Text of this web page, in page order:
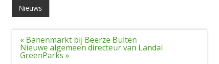
Nieuws
Bericht
navigatie
« Banenmarkt bij Beerze Bulten
Nieuwe algemeen directeur van Landal
GreenParks »